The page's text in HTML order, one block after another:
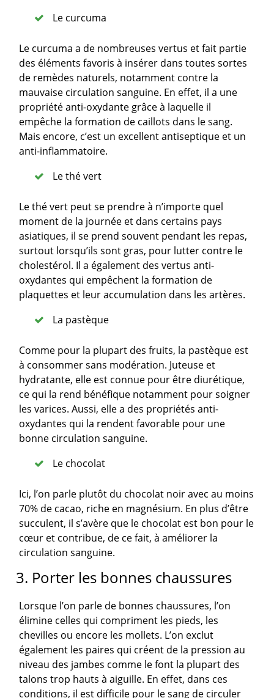
Le curcuma
Le curcuma a de nombreuses vertus et fait partie
des éléments favoris à insérer dans toutes sortes
de remèdes naturels, notamment contre la
mauvaise circulation sanguine. En effet, il a une
propriété anti-oxydante grâce à laquelle il
empêche la formation de caillots dans le sang.
Mais encore, c’est un excellent antiseptique et un
anti-inflammatoire.
Le thé vert
Le thé vert peut se prendre à n’importe quel
moment de la journée et dans certains pays
asiatiques, il se prend souvent pendant les repas,
surtout lorsqu’ils sont gras, pour lutter contre le
cholestérol. Il a également des vertus anti-
oxydantes qui empêchent la formation de
plaquettes et leur accumulation dans les artères.
La pastèque
Comme pour la plupart des fruits, la pastèque est
à consommer sans modération. Juteuse et
hydratante, elle est connue pour être diurétique,
ce qui la rend bénéfique notamment pour soigner
les varices. Aussi, elle a des propriétés anti-
oxydantes qui la rendent favorable pour une
bonne circulation sanguine.
Le chocolat
Ici, l’on parle plutôt du chocolat noir avec au moins
70% de cacao, riche en magnésium. En plus d’être
succulent, il s’avère que le chocolat est bon pour le
cœur et contribue, de ce fait, à améliorer la
circulation sanguine.
3. Porter les bonnes chaussures
Lorsque l’on parle de bonnes chaussures, l’on
élimine celles qui compriment les pieds, les
chevilles ou encore les mollets. L’on exclut
également les paires qui créent de la pression au
niveau des jambes comme le font la plupart des
talons trop hauts à aiguille. En effet, dans ces
conditions, il est difficile pour le sang de circuler